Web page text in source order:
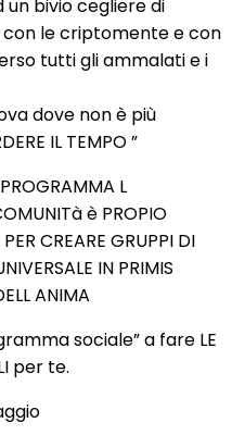
bivio cegliere di
con le criptomente e con
tutti gli ammalati e i
dove non è più
IL TEMPO ”
L
è PROPIO
CREARE GRUPPI DI
IN PRIMIS
ANIMA
sociale” a fare LE
per te.